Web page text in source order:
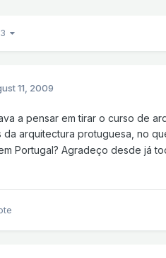
11, 2009
a pensar em tirar o curso de
arquitectura protuguesa, no
Portugal? Agradeço desde já